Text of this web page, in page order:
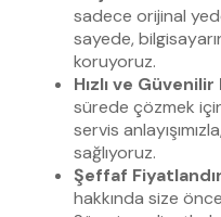
sadece orijinal
sayede,
koruyoruz.
Hızlı ve
sürede çözmek için
servis
sağlıyoruz.
Şeffaf
hakkında size